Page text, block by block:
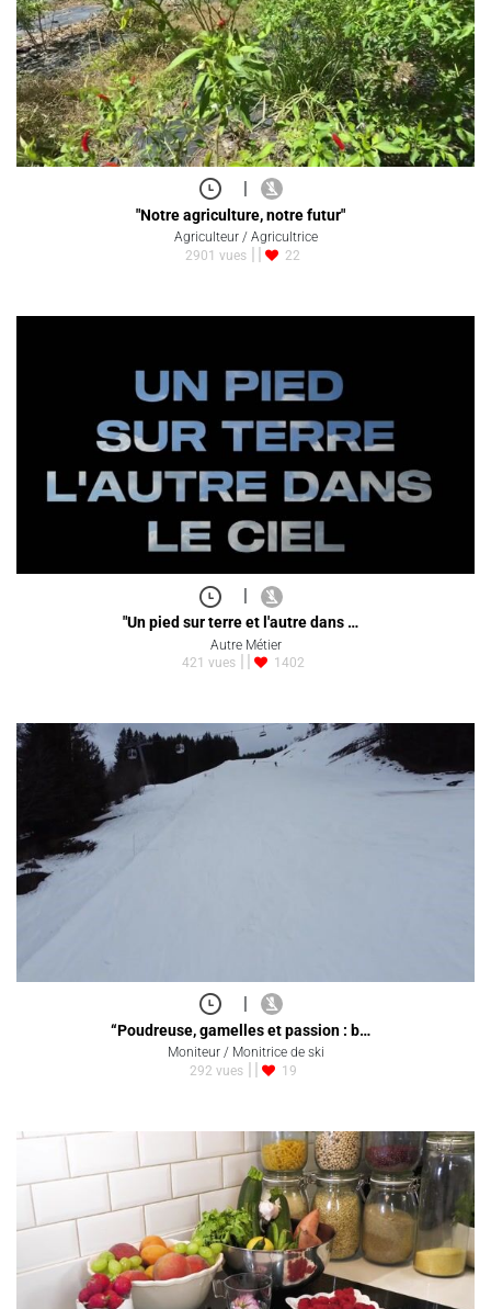
|
"Notre agriculture, notre futur"
Agriculteur / Agricultrice
2901 vues
22
"Un pied sur terre et l'autre dans …
Autre Métier
421 vues
1402
|
“Poudreuse, gamelles et passion : b…
Moniteur / Monitrice de ski
292 vues
19